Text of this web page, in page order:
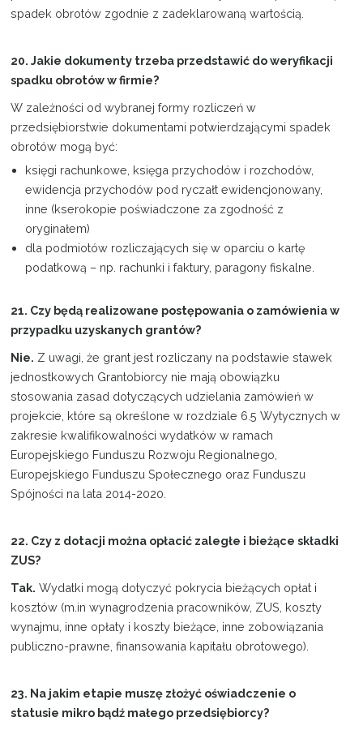
spadek obrotów zgodnie z zadeklarowaną wartością.
20. Jakie dokumenty trzeba przedstawić do weryfikacji
spadku obrotów w firmie?
W zależności od wybranej formy rozliczeń w
przedsiębiorstwie dokumentami potwierdzającymi spadek
obrotów mogą być:
księgi rachunkowe, księga przychodów i rozchodów,
ewidencja przychodów pod ryczałt ewidencjonowany,
inne (kserokopie poświadczone za zgodność z
oryginałem)
dla podmiotów rozliczających się w oparciu o kartę
podatkową – np. rachunki i faktury, paragony fiskalne.
21. Czy będą realizowane postępowania o zamówienia w
przypadku uzyskanych grantów?
Nie. Z uwagi, że grant jest rozliczany na podstawie stawek
jednostkowych Grantobiorcy nie mają obowiązku
stosowania zasad dotyczących udzielania zamówień w
projekcie, które są określone w rozdziale 6.5 Wytycznych w
zakresie kwalifikowalności wydatków w ramach
Europejskiego Funduszu Rozwoju Regionalnego,
Europejskiego Funduszu Społecznego oraz Funduszu
Spójności na lata 2014-2020.
22. Czy z dotacji można opłacić zaległe i bieżące składki
ZUS?
Tak. Wydatki mogą dotyczyć pokrycia bieżących opłat i
kosztów (m.in wynagrodzenia pracowników, ZUS, koszty
wynajmu, inne opłaty i koszty bieżące, inne zobowiązania
publiczno-prawne, finansowania kapitału obrotowego).
23. Na jakim etapie muszę złożyć oświadczenie o
statusie mikro bądź małego przedsiębiorcy?